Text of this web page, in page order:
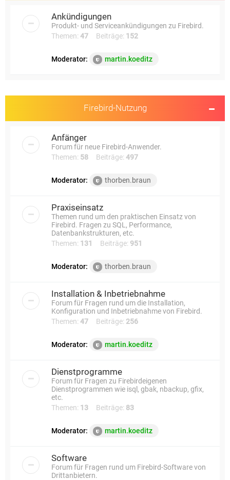
Ankündigungen
Produkt- und Serviceankündigungen zu Firebird.
Themen: 47 Beiträge: 152
Moderator: martin.koeditz
Firebird-Nutzung
Anfänger
Forum für neue Firebird-Anwender.
Themen: 58 Beiträge: 497
Moderator: thorben.braun
Praxiseinsatz
Themen rund um den praktischen Einsatz von
Firebird. Fragen zu SQL, Performance,
Datenbankstrukturen, etc.
Themen: 131 Beiträge: 951
Moderator: thorben.braun
Installation & Inbetriebnahme
Forum für Fragen rund um die Installation,
Konfiguration und Inbetriebnahme von Firebird.
Themen: 47 Beiträge: 256
Moderator: martin.koeditz
Dienstprogramme
Forum für Fragen zu Firebirdeigenen
Dienstprogrammen wie isql, gbak, nbackup, gfix,
etc.
Themen: 13 Beiträge: 83
Moderator: martin.koeditz
Software
Forum für Fragen rund um Firebird-Software von
Drittanbietern.